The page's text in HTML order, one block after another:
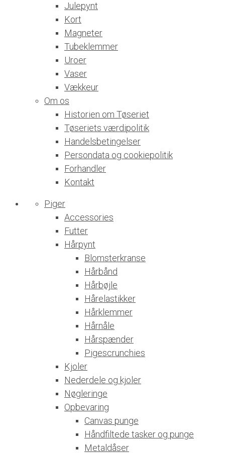
Julepynt
Kort
Magneter
Tubeklemmer
Uroer
Vaser
Vækkeur
Om os
Historien om Tøseriet
Tøseriets værdipolitik
Handelsbetingelser
Persondata og cookiepolitik
Forhandler
Kontakt
Piger
Accessories
Futter
Hårpynt
Blomsterkranse
Hårbånd
Hårbøjle
Hårelastikker
Hårklemmer
Hårnåle
Hårspænder
Pigescrunchies
Kjoler
Nederdele og kjoler
Nøgleringe
Opbevaring
Canvas punge
Håndfiltede tasker og punge
Metaldåser